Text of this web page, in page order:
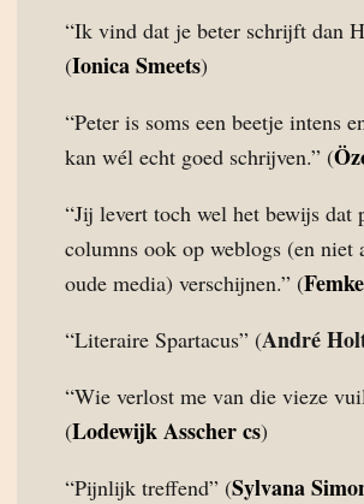
“Ik vind dat je beter schrijft dan
(Ionica Smeets)
“Peter is soms een beetje intens
kan wél echt goed schrijven.” (
“Jij levert toch wel het bewijs dat
columns ook op weblogs (en niet
oude media) verschijnen.” (
“Literaire Spartacus” (André
“Wie verlost me van die vieze
(Lodewijk Asscher cs)
“Pijnlijk treffend” (Sylvana